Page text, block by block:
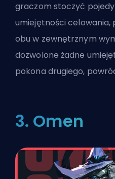
graczom stoczyć
umiejętności celowania,
obu w zewnętrznym
dozwolone żadne
pokona drugiego,
3. Omen